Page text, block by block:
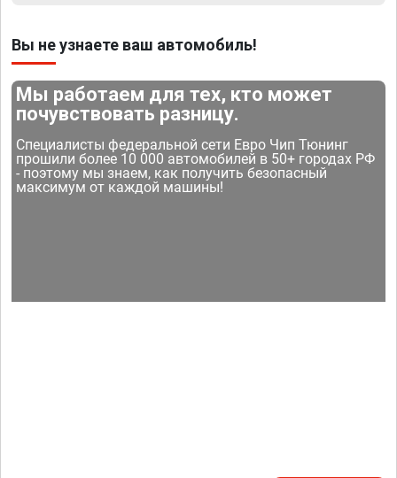
Вы не узнаете ваш автомобиль!
Мы работаем для тех, кто может
почувствовать разницу.
Специалисты федеральной сети Евро Чип Тюнинг
прошили более 10 000 автомобилей в 50+ городах РФ
- поэтому мы знаем, как получить безопасный
максимум от каждой машины!